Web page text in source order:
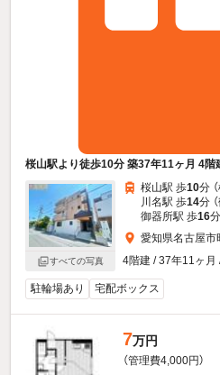
桜山駅より徒歩10分 築37年11ヶ月 4階
すべての写真
桜山駅 歩10分
川名駅 歩14分
御器所駅 歩16
愛知県名古屋市
4階建 / 37年11ヶ月
駐輪場あり 宅配ボックス
7万円
（管理費4,000円）